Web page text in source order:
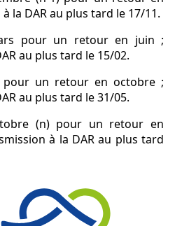
la DAR au plus tard le 17/11.
pour un retour en juin ;
au plus tard le 15/02.
un retour en octobre ;
au plus tard le 31/05.
(n) pour un retour en
à la DAR au plus tard